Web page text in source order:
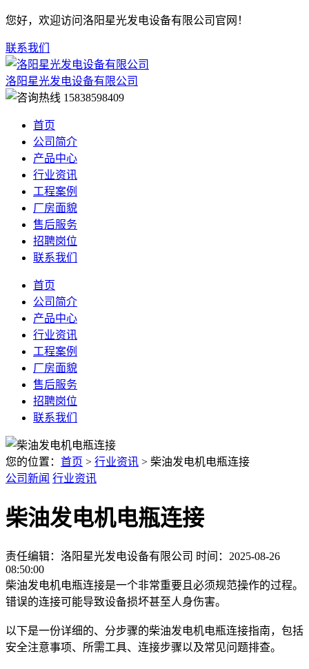
您好，欢迎访问洛阳星光发电设备有限公司官网！
联系我们
洛阳星光发电设备有限公司
15838598409
首页
公司简介
产品中心
行业资讯
工程案例
厂房面貌
售后服务
招聘岗位
联系我们
首页
公司简介
产品中心
行业资讯
工程案例
厂房面貌
售后服务
招聘岗位
联系我们
您的位置： 首页 > 行业资讯 > 柴油发电机电瓶连接
公司新闻 行业资讯
柴油发电机电瓶连接
责任编辑：洛阳星光发电设备有限公司 时间：2025-08-26
08:50:00
柴油发电机电瓶连接是一个非常重要且必须规范操作的过程。
错误的连接可能导致设备损坏甚至人身伤害。
以下是一份详细的、分步骤的柴油发电机电瓶连接指南，包括
安全注意事项、所需工具、连接步骤以及常见问题排查。